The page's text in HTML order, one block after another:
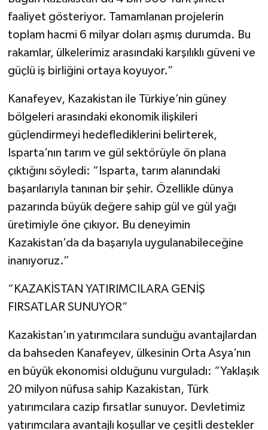
faaliyet gösteriyor. Tamamlanan projelerin
toplam hacmi 6 milyar doları aşmış durumda. Bu
rakamlar, ülkelerimiz arasındaki karşılıklı güveni ve
güçlü iş birliğini ortaya koyuyor.”
Kanafeyev, Kazakistan ile Türkiye’nin güney
bölgeleri arasındaki ekonomik ilişkileri
güçlendirmeyi hedeflediklerini belirterek,
Isparta’nın tarım ve gül sektörüyle ön plana
çıktığını söyledi: “Isparta, tarım alanındaki
başarılarıyla tanınan bir şehir. Özellikle dünya
pazarında büyük değere sahip gül ve gül yağı
üretimiyle öne çıkıyor. Bu deneyimin
Kazakistan’da da başarıyla uygulanabileceğine
inanıyoruz.”
“KAZAKİSTAN YATIRIMCILARA GENİŞ
FIRSATLAR SUNUYOR”
Kazakistan’ın yatırımcılara sunduğu avantajlardan
da bahseden Kanafeyev, ülkesinin Orta Asya’nın
en büyük ekonomisi olduğunu vurguladı: “Yaklaşık
20 milyon nüfusa sahip Kazakistan, Türk
yatırımcılara cazip fırsatlar sunuyor. Devletimiz
yatırımcılara avantajlı koşullar ve çeşitli destekler